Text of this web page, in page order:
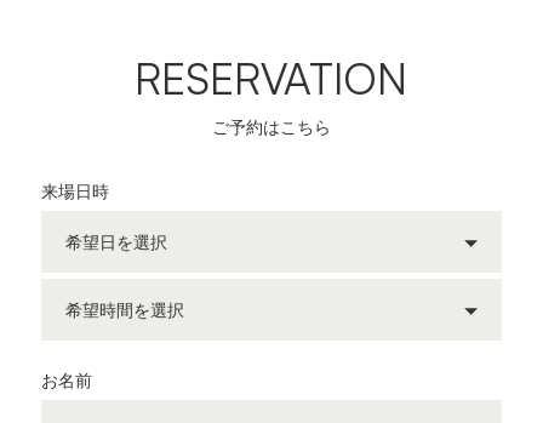
RESERVATION
ご予約はこちら
来場日時
お名前